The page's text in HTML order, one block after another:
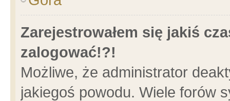
Zarejestrowałem się jakiś
zalogować!?!
Możliwe, że administrator
jakiegoś powodu. Wiele forów